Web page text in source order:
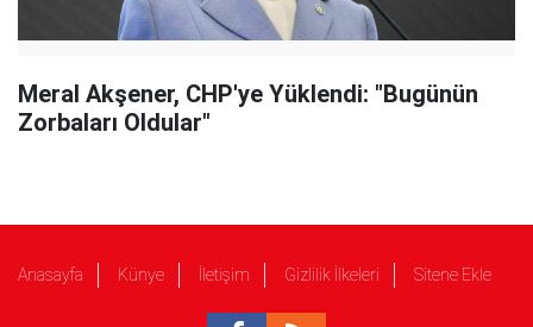
Meral Akşener, CHP'ye Yüklendi: "Bugünün
Zorbaları Oldular"
Anasayfa Künye İletişim Gizlilik İlkeleri Sitene Ekle